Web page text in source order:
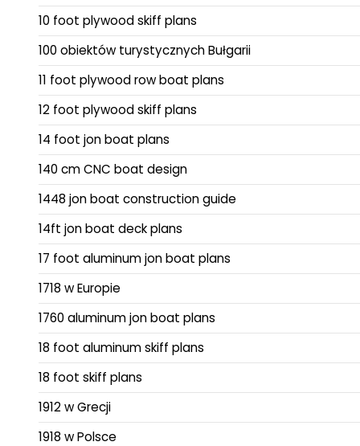
10 foot plywood skiff plans
100 obiektów turystycznych Bułgarii
11 foot plywood row boat plans
12 foot plywood skiff plans
14 foot jon boat plans
140 cm CNC boat design
1448 jon boat construction guide
14ft jon boat deck plans
17 foot aluminum jon boat plans
1718 w Europie
1760 aluminum jon boat plans
18 foot aluminum skiff plans
18 foot skiff plans
1912 w Grecji
1918 w Polsce